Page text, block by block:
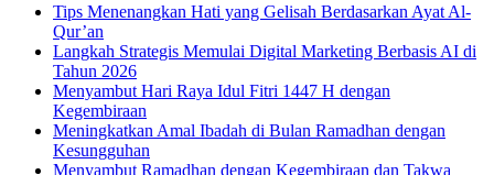
Tips Menenangkan Hati yang Gelisah Berdasarkan Ayat Al-
Qur’an
Langkah Strategis Memulai Digital Marketing Berbasis AI di
Tahun 2026
Menyambut Hari Raya Idul Fitri 1447 H dengan
Kegembiraan
Meningkatkan Amal Ibadah di Bulan Ramadhan dengan
Kesungguhan
Menyambut Ramadhan dengan Kegembiraan dan Takwa